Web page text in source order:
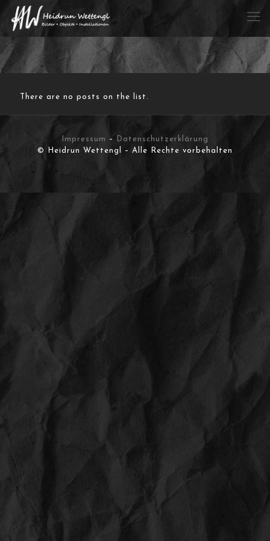
There are no posts on the list.
Impressum –
Datenschutzerklärung
© Heidrun Wettengl – Alle Rechte vorbehalten